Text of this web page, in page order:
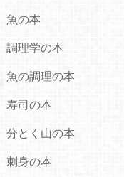
魚の本
調理学の本
魚の調理の本
寿司の本
分とく山の本
刺身の本